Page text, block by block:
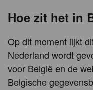
Hoe zit het in
Op dit moment lijkt
Nederland wordt
voor België en de
Belgische